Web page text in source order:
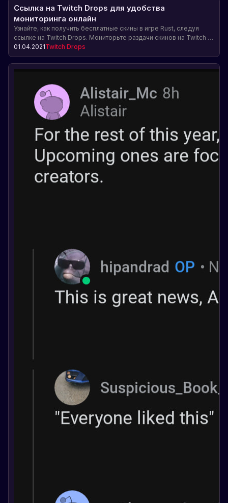
Ссылка на Twitch Drops для удобства
мониторинга онлайн
Узнайте, как получить бесплатные скины в игре Rust, следуя
ссылке на Twitch Drops. Мониторьте раздачи скинов на Twitch и
не пропускайте возможность получить редкие предметы для
своего персонажа.
01.04.2021Twitch Drops